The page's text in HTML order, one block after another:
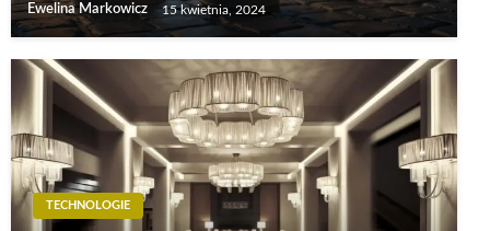
Ewelina Markowicz 15 kwietnia, 2024
TECHNOLOGIE